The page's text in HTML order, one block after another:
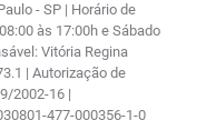
- SP | Horário de
às 17:00h e Sábado
Vitória Regina
| Autorização de
2002-16 |
477-000356-1-0